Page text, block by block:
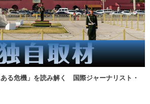
ある危機」を読み解く 国際ジャーナリスト・